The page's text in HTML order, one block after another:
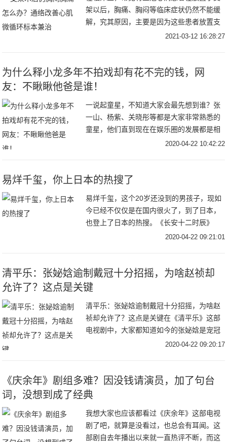
架以后，胸痛、胸闷等临床症状仍然不能缓
解，究其原因，主要是因为这些患者放置支
架后未能解决心肌微循环障碍，心脏没有得
2021-03-12 16:28:27
为什么释小龙多年不拍戏却有花不完的钱，网
友：不瞅瞅他爸是谁！
一说起童星，不知道大家会最先想到谁？张
一山、杨紫、关晓彤等都是大家非常熟悉的
童星，他们直到现在在娱乐圈的发展都是相
当不错的，但今天小编要给大家介绍的童星
2020-04-22 10:42:22
易烊千玺，你上日本的热搜了
易烊千玺，这个20岁还没到的男孩子，现如
今已经不仅仅是在国内很火了，到了日本，
也登上了日本的热搜。《长安十二时辰》
中，易烊千玺饰演小狐狸李必，现如今《长
2020-04-22 09:21:01
清平乐：张妼娢逾制戴冠十分招摇，为啥赵祯却
允许了？这点是关键
清平乐：张妼娢逾制戴冠十分招摇，为啥赵
祯却允许了？这点是关键在《清平乐》这部
电视剧中，大家都知道如今的张妼娢是宠冠
六宫，是所有人都攀附的对象。而张妼娢更
2020-04-22 09:20:17
《庆余年》剧组多难？因没钱请演员，加了句台
词，没想到成了经典
我想大家也应该都看过《庆余年》这部电视
剧了吧，就算是没看过，也总会有耳闻。这
部剧自去年播出以来就一直热评不断，而这